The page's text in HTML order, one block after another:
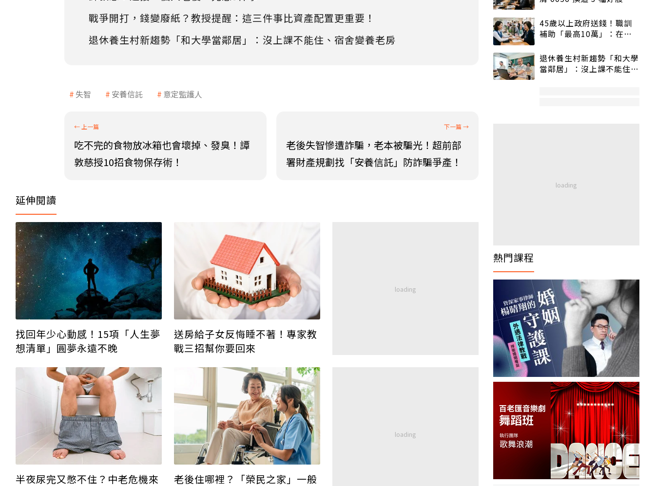
戰爭開打，錢變廢紙？教授提醒：這三件事比資產配置更重要！
退休養生村新趨勢「和大學當鄰居」：沒上課不能住、宿舍變養老房
失智 安養信託 意定監護人
吃不完的食物放冰箱也會壞掉、發臭！譚
敦慈授10招食物保存術！
老後失智慘遭詐騙，老本被騙光！超前部
署財產規劃找「安養信託」防詐騙爭產！
延伸閱讀
找回年少心動感！15項「人生夢
想清單」圓夢永遠不晚
送房給子女反悔睡不著！專家教
戰三招幫你要回來
半夜尿完又憋不住？中老危機來 老後住哪裡？「榮民之家」一般
45歲以上政府送錢！職訓
補助「最高10萬」：在
退休養生村新趨勢「和大學
當鄰居」：沒上課不能住、
熱門課程